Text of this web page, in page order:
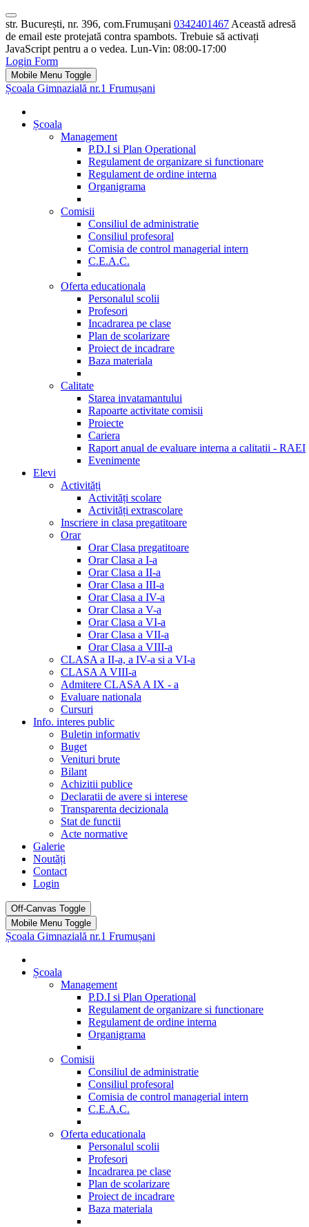
str. București, nr. 396, com.Frumușani 0342401467 Această adresă
de email este protejată contra spambots. Trebuie să activați
JavaScript pentru a o vedea. Lun-Vin: 08:00-17:00
Login Form
Mobile Menu Toggle
Școala Gimnazială nr.1 Frumușani
Școala
Management
P.D.I si Plan Operational
Regulament de organizare si functionare
Regulament de ordine interna
Organigrama
Comisii
Consiliul de administratie
Consiliul profesoral
Comisia de control managerial intern
C.E.A.C.
Oferta educationala
Personalul scolii
Profesori
Incadrarea pe clase
Plan de scolarizare
Proiect de incadrare
Baza materiala
Calitate
Starea invatamantului
Rapoarte activitate comisii
Proiecte
Cariera
Raport anual de evaluare interna a calitatii - RAEI
Evenimente
Elevi
Activități
Activități scolare
Activități extrascolare
Inscriere in clasa pregatitoare
Orar
Orar Clasa pregatitoare
Orar Clasa a I-a
Orar Clasa a II-a
Orar Clasa a III-a
Orar Clasa a IV-a
Orar Clasa a V-a
Orar Clasa a VI-a
Orar Clasa a VII-a
Orar Clasa a VIII-a
CLASA a II-a, a IV-a si a VI-a
CLASA A VIII-a
Admitere CLASA A IX - a
Evaluare nationala
Cursuri
Info. interes public
Buletin informativ
Buget
Venituri brute
Bilant
Achizitii publice
Declaratii de avere si interese
Transparenta decizionala
Stat de functii
Acte normative
Galerie
Noutăți
Contact
Login
Off-Canvas Toggle
Mobile Menu Toggle
Școala Gimnazială nr.1 Frumușani
Școala
Management
P.D.I si Plan Operational
Regulament de organizare si functionare
Regulament de ordine interna
Organigrama
Comisii
Consiliul de administratie
Consiliul profesoral
Comisia de control managerial intern
C.E.A.C.
Oferta educationala
Personalul scolii
Profesori
Incadrarea pe clase
Plan de scolarizare
Proiect de incadrare
Baza materiala